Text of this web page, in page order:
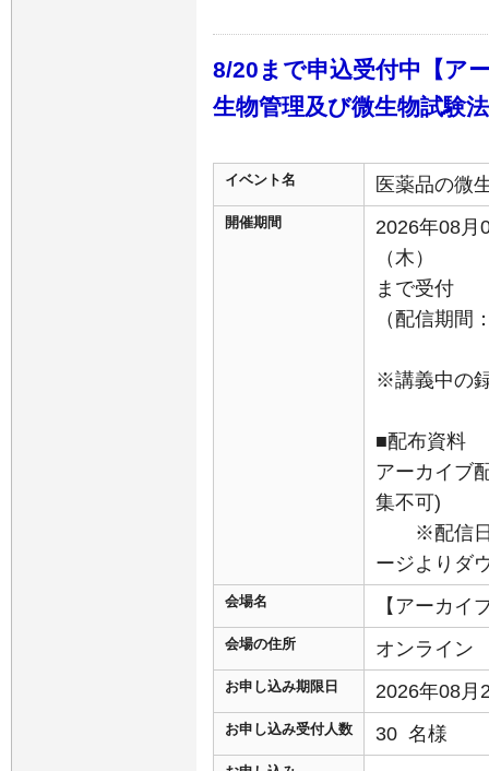
8/20まで申込受付中【ア
生物管理及び微生物試験
イベント名 医薬品の微
開催期間
2026年08月
（木）
まで受付
（配信期間
※講義中の
■配布資料
アーカイブ
集不可)
※配信日
ージよりダ
会場名 【アーカイ
会場の住所 オンライン
お申し込み期限日 2026年08月
お申し込み受付人数 30 名様